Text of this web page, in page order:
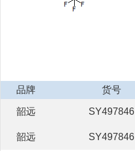
品牌 货号
韶远 SY497846
韶远 SY497846